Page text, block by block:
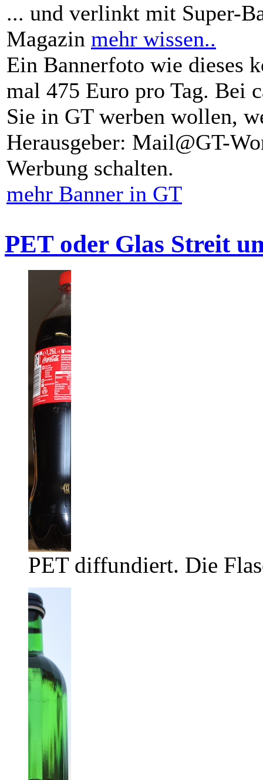
... und verlinkt mit Super-
Magazin mehr wissen..
Ein Bannerfoto wie dieses
mal 475 Euro pro Tag. Bei
Sie in GT werben wollen,
Herausgeber: Mail@GT-
Werbung schalten.
mehr Banner in GT
PET oder Glas Streit
PET diffundiert. Die